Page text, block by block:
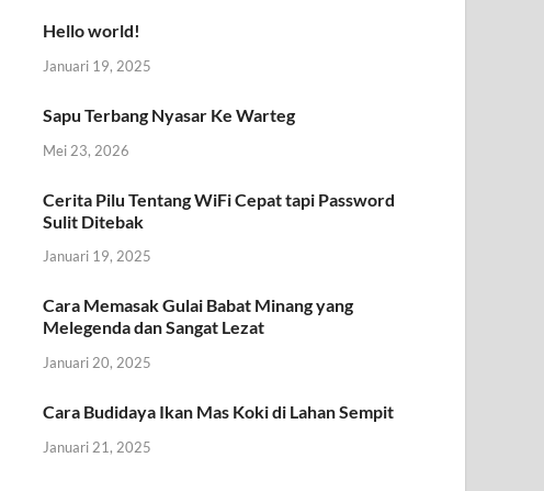
Hello world!
Januari 19, 2025
Sapu Terbang Nyasar Ke Warteg
Mei 23, 2026
Cerita Pilu Tentang WiFi Cepat tapi Password
Sulit Ditebak
Januari 19, 2025
Cara Memasak Gulai Babat Minang yang
Melegenda dan Sangat Lezat
Januari 20, 2025
Cara Budidaya Ikan Mas Koki di Lahan Sempit
Januari 21, 2025